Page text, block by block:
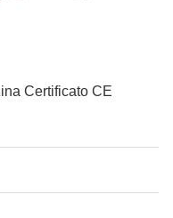
Certificato CE